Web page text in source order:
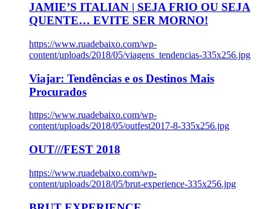
JAMIE’S ITALIAN | SEJA FRIO OU SEJA
QUENTE… EVITE SER MORNO!
https://www.ruadebaixo.com/wp-
content/uploads/2018/05/viagens_tendencias-335x256.jpg
Viajar: Tendências e os Destinos Mais
Procurados
https://www.ruadebaixo.com/wp-
content/uploads/2018/05/outfest2017-8-335x256.jpg
OUT///FEST 2018
https://www.ruadebaixo.com/wp-
content/uploads/2018/05/brut-experience-335x256.jpg